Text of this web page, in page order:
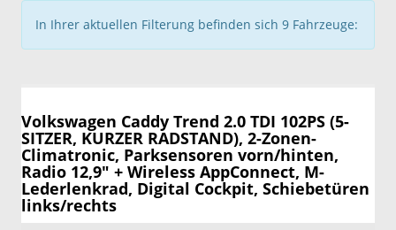
In Ihrer aktuellen Filterung befinden sich 9 Fahrzeuge:
Volkswagen Caddy Trend 2.0 TDI 102PS (5-
SITZER, KURZER RADSTAND), 2-Zonen-
Climatronic, Parksensoren vorn/hinten,
Radio 12,9" + Wireless AppConnect, M-
Lederlenkrad, Digital Cockpit, Schiebetüren
links/rechts